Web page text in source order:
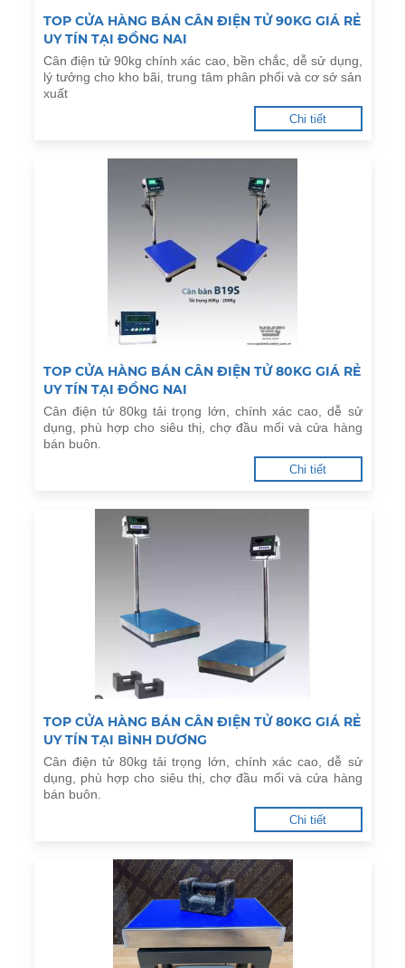
TOP CỬA HÀNG BÁN CÂN ĐIỆN TỬ 90KG GIÁ RẺ
UY TÍN TẠI ĐỒNG NAI
Cân điện tử 90kg chính xác cao, bền chắc, dễ sử dụng,
lý tưởng cho kho bãi, trung tâm phân phối và cơ sở sản
xuất
Chi tiết
TOP CỬA HÀNG BÁN CÂN ĐIỆN TỬ 80KG GIÁ RẺ
UY TÍN TẠI ĐỒNG NAI
Cân điện tử 80kg tải trọng lớn, chính xác cao, dễ sử
dụng, phù hợp cho siêu thị, chợ đầu mối và cửa hàng
bán buôn.
Chi tiết
TOP CỬA HÀNG BÁN CÂN ĐIỆN TỬ 80KG GIÁ RẺ
UY TÍN TẠI BÌNH DƯƠNG
Cân điện tử 80kg tải trọng lớn, chính xác cao, dễ sử
dụng, phù hợp cho siêu thị, chợ đầu mối và cửa hàng
bán buôn.
Chi tiết